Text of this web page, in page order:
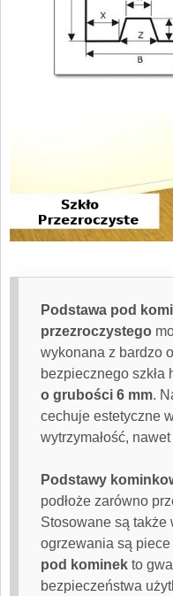
Podstawa pod
przezroczystego
wykonana z bardzo
bezpiecznego
o grubości 6 mm.
cechuje estetyczne
wytrzymałość, nawet
Podstawy
podłoże zarówno
Stosowane są także
ogrzewania są
pod kominek to
bezpieczeństwa